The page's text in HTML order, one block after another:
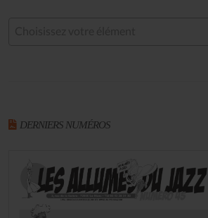
DERNIERS NUMÉROS